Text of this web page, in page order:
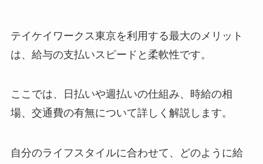
テイケイワークス東京を利用する最大のメリット
は、給与の支払いスピードと柔軟性です。
ここでは、日払いや週払いの仕組み、時給の相
場、交通費の有無について詳しく解説します。
自分のライフスタイルに合わせて、どのように給